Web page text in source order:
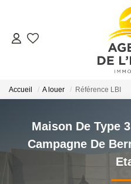
FAIRE
Accueil A louer Référence LBI
Maison De Type
Campagne De